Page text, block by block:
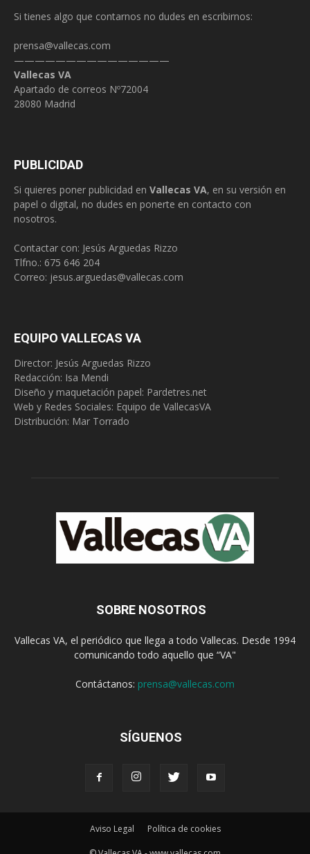
Si tienes algo que contarnos no dudes en escribirnos:
prensa@vallecas.com
———————————————
Vallecas VA
Apartado de correos Nº72004
28080 Madrid
PUBLICIDAD
Si quieres poner publicidad en Vallecas VA, en su versión en
papel o digital, no dudes en ponerte en contacto con
nosotros.
Contactar con: Jesús Arguedas Rizzo
Tlfno.: 675 646 204
Correo: jesus.arguedas@vallecas.com
EQUIPO VALLECAS VA
Director: Jesús Arguedas Rizzo
Redacción: Isa Mendi
Diseño y maquetación papel: Pardetres.net
Web y Redes Sociales: Equipo de VallecasVA
Distribución: Mar Torrado
SOBRE NOSOTROS
Vallecas VA, el periódico que llega a todo Vallecas. Desde 1994
comunicando todo aquello que “VA"
Contáctanos: prensa@vallecas.com
SÍGUENOS
Aviso Legal Política de cookies